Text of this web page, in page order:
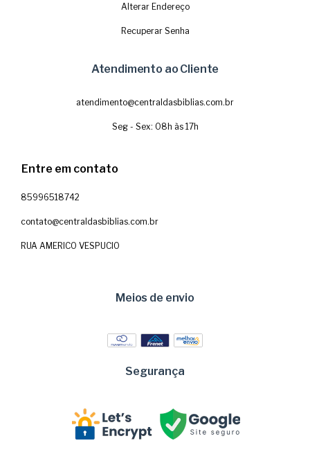
Alterar Endereço
Recuperar Senha
Atendimento ao Cliente
atendimento@centraldasbiblias.com.br
Seg - Sex: 08h às 17h
Entre em contato
85996518742
contato@centraldasbiblias.com.br
RUA AMERICO VESPUCIO
Meios de envio
Segurança